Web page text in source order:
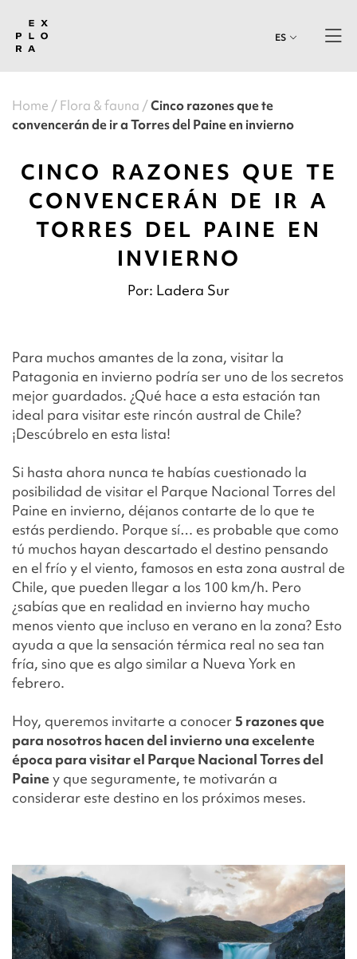
ES
Home Flora & fauna
Cinco razones que te
convencerán de ir a Torres del Paine en invierno
CINCO RAZONES QUE TE
CONVENCERÁN DE IR A
TORRES DEL PAINE EN
INVIERNO
Por: Ladera Sur
Para muchos amantes de la zona, visitar la
Patagonia en invierno podría ser uno de los secretos
mejor guardados. ¿Qué hace a esta estación tan
ideal para visitar este rincón austral de Chile?
¡Descúbrelo en esta lista!
Si hasta ahora nunca te habías cuestionado la
posibilidad de visitar el Parque Nacional Torres del
Paine en invierno, déjanos contarte de lo que te
estás perdiendo. Porque sí… es probable que como
tú muchos hayan descartado el destino pensando
en el frío y el viento, famosos en esta zona austral de
Chile, que pueden llegar a los 100 km/h. Pero
¿sabías que en realidad en invierno hay mucho
menos viento que incluso en verano en la zona? Esto
ayuda a que la sensación térmica real no sea tan
fría, sino que es algo similar a Nueva York en
febrero.
Hoy, queremos invitarte a conocer 5 razones que
para nosotros hacen del invierno una excelente
época para visitar el Parque Nacional Torres del
Paine y que seguramente, te motivarán a
considerar este destino en los próximos meses.